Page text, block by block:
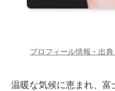
プロフィール情報・出
温暖な気候に恵まれ、